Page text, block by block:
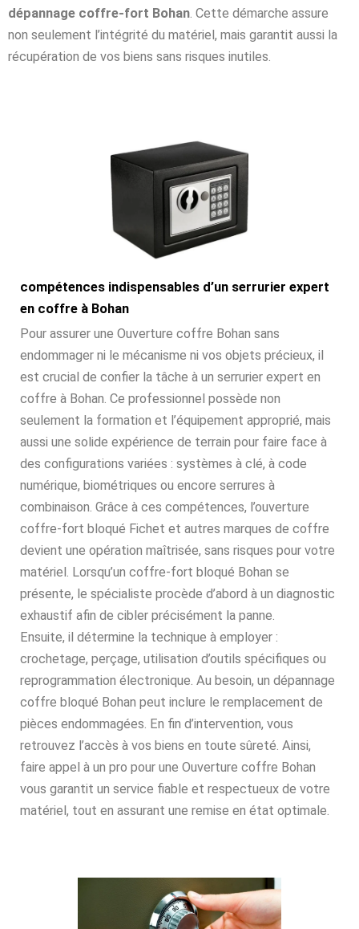
dépannage coffre-fort Bohan. Cette démarche assure
non seulement l’intégrité du matériel, mais garantit aussi la
récupération de vos biens sans risques inutiles.
compétences indispensables d’un serrurier expert
en coffre à Bohan
Pour assurer une Ouverture coffre Bohan sans
endommager ni le mécanisme ni vos objets précieux, il
est crucial de confier la tâche à un serrurier expert en
coffre à Bohan. Ce professionnel possède non
seulement la formation et l’équipement approprié, mais
aussi une solide expérience de terrain pour faire face à
des configurations variées : systèmes à clé, à code
numérique, biométriques ou encore serrures à
combinaison. Grâce à ces compétences, l’ouverture
coffre-fort bloqué Fichet et autres marques de coffre
devient une opération maîtrisée, sans risques pour votre
matériel. Lorsqu’un coffre-fort bloqué Bohan se
présente, le spécialiste procède d’abord à un diagnostic
exhaustif afin de cibler précisément la panne.
Ensuite, il détermine la technique à employer :
crochetage, perçage, utilisation d’outils spécifiques ou
reprogrammation électronique. Au besoin, un dépannage
coffre bloqué Bohan peut inclure le remplacement de
pièces endommagées. En fin d’intervention, vous
retrouvez l’accès à vos biens en toute sûreté. Ainsi,
faire appel à un pro pour une Ouverture coffre Bohan
vous garantit un service fiable et respectueux de votre
matériel, tout en assurant une remise en état optimale.